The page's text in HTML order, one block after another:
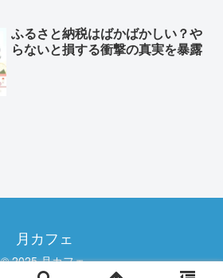
ふるさと納税はばかばかしい？や
らないと損する衝撃の真実を暴露
月カフェ
© 2025 月カフェ.